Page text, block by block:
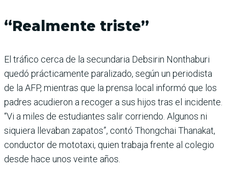
“Realmente triste”
El tráfico cerca de la secundaria Debsirin Nonthaburi
quedó prácticamente paralizado, según un periodista
de la AFP, mientras que la prensa local informó que los
padres acudieron a recoger a sus hijos tras el incidente.
“Vi a miles de estudiantes salir corriendo. Algunos ni
siquiera llevaban zapatos”, contó Thongchai Thanakat,
conductor de mototaxi, quien trabaja frente al colegio
desde hace unos veinte años.